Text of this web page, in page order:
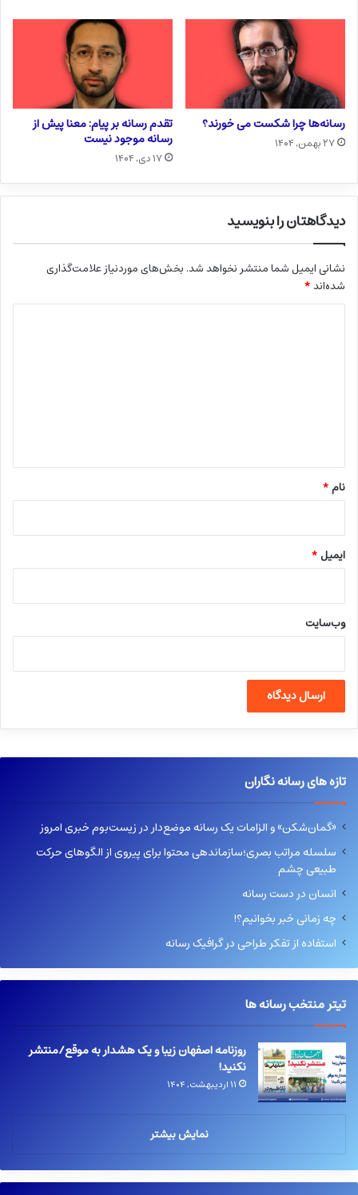
رسانه‌ها چرا شکست می خورند؟
۲۷ بهمن, ۱۴۰۴
تقدم رسانه بر پیام: معنا پیش از
رسانه موجود نیست
۱۷ دی, ۱۴۰۴
دیدگاهتان را بنویسید
نشانی ایمیل شما منتشر نخواهد شد. بخش‌های موردنیاز علامت‌گذاری
شده‌اند*
نام*
ایمیل*
وب‌سایت
تازه های رسانه نگاران
«گمان‌شکن» و الزامات یک رسانه موضع‌دار در زیست‌بوم خبری امروز
سلسله مراتب بصری؛سازماندهی محتوا برای پیروی از الگوهای حرکت
طبیعی چشم
انسان در دست رسانه
چه زمانی خبر بخوانیم؟!
استفاده از تفکر طراحی در گرافیک رسانه
تیتر منتخب رسانه ها
روزنامه اصفهان زیبا و یک هشدار به موقع/منتشر
نکنید!
۱۱ اردیبهشت, ۱۴۰۴
نمایش بیشتر